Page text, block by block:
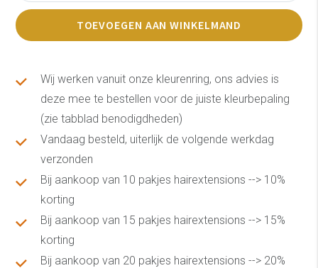
TOEVOEGEN AAN WINKELMAND
Wij werken vanuit onze kleurenring, ons advies is
deze mee te bestellen voor de juiste kleurbepaling
(zie tabblad benodigdheden)
Vandaag besteld, uiterlijk de volgende werkdag
verzonden
Bij aankoop van 10 pakjes hairextensions --> 10%
korting
Bij aankoop van 15 pakjes hairextensions --> 15%
korting
Bij aankoop van 20 pakjes hairextensions --> 20%